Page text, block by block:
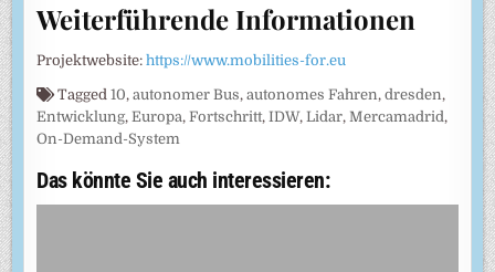
Weiterführende Informationen
Projektwebsite:https://www.mobilities-for.eu
Tagged10,autonomer Bus,autonomes Fahren,dresden,
Entwicklung,Europa,Fortschritt,IDW,Lidar, Mercamadrid,
On-Demand-System
Das könnte Sie auch interessieren: